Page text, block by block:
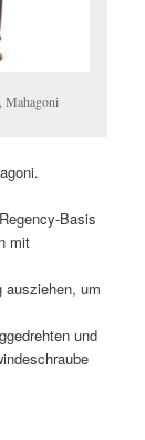
Mahagoni
Basis
mit
ausziehen, um
und